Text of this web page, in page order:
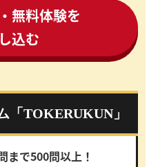
無料体験を
込む
「TOKERUKUN」
まで500問以上！